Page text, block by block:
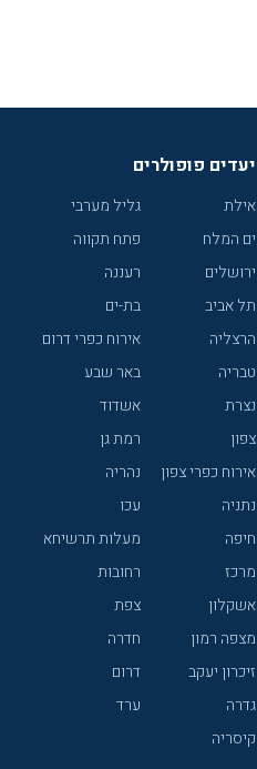
יעדים פופולרים
אילת
ים המלח
ירושלים
תל אביב
הרצליה
טבריה
נצרת
צפון
אירוח כפרי צפון
נתניה
חיפה
מרכז
אשקלון
מצפה רמון
זיכרון יעקב
גדרה
קיסריה
גליל מערבי
פתח תקווה
רעננה
בת-ים
אירוח כפרי דרום
באר שבע
אשדוד
רמת גן
נהריה
עכו
מעלות תרשיחא
רחובות
צפת
חדרה
דרום
ערד